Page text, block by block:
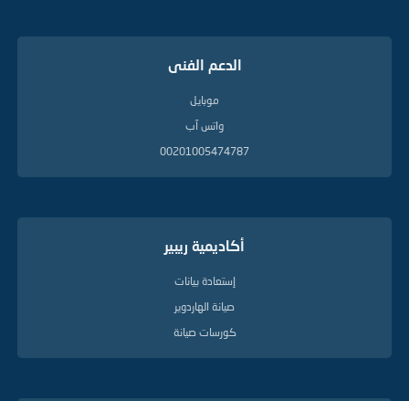
الدعم الفنى
موبايل
واتس آب
00201005474787
أكاديمية ريبير
إستعادة بيانات
صيانة الهاردوير
كورسات صيانة